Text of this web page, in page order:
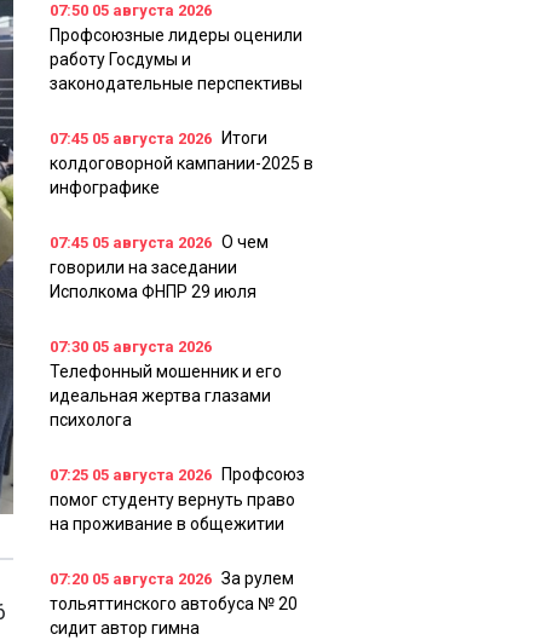
07:50 05 августа 2026
Профсоюзные лидеры оценили
работу Госдумы и
законодательные перспективы
07:45 05 августа 2026
Итоги
колдоговорной кампании-2025 в
инфографике
07:45 05 августа 2026 О чем
говорили на заседании
Исполкома ФНПР 29 июля
07:30 05 августа 2026
Телефонный мошенник и его
идеальная жертва глазами
психолога
07:25 05 августа 2026
Профсоюз
помог студенту вернуть право
на проживание в общежитии
07:20 05 августа 2026 За рулем
тольяттинского автобуса № 20
сидит автор гимна